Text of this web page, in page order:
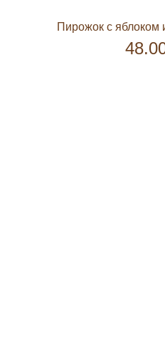
Пирожок с яблоком